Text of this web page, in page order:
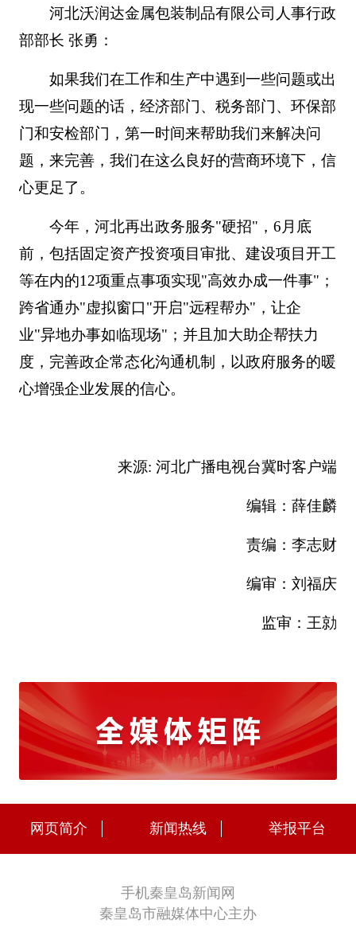
河北沃润达金属包装制品有限公司人事行政
部部长 张勇：
如果我们在工作和生产中遇到一些问题或出
现一些问题的话，经济部门、税务部门、环保部
门和安检部门，第一时间来帮助我们来解决问
题，来完善，我们在这么良好的营商环境下，信
心更足了。
今年，河北再出政务服务"硬招"，6月底
前，包括固定资产投资项目审批、建设项目开工
等在内的12项重点事项实现"高效办成一件事"；
跨省通办"虚拟窗口"开启"远程帮办"，让企
业"异地办事如临现场"；并且加大助企帮扶力
度，完善政企常态化沟通机制，以政府服务的暖
心增强企业发展的信心。
来源: 河北广播电视台冀时客户端
编辑：薛佳麟
责编：李志财
编审：刘福庆
监审：王勍
网页简介 新闻热线 举报平台
手机秦皇岛新闻网
秦皇岛市融媒体中心主办